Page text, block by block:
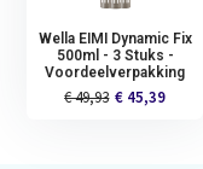
Wella EIMI Dynamic Fix
500ml - 3 Stuks -
Voordeelverpakking
€ 49,93 € 45,39